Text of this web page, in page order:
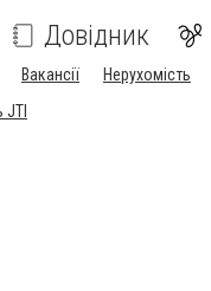
Довідник
Вакансії Нерухомість
JTI